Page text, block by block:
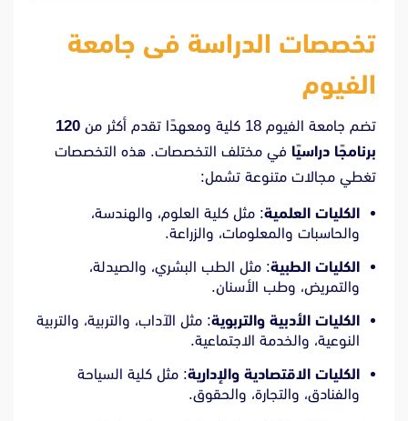
تخصصات الدراسة فى جامعة
الفيوم
تضم جامعة الفيوم 18 كلية ومعهدًا تقدم أكثر من
120
برنامجًا دراسيًا في مختلف التخصصات. هذه التخصصات
تغطي مجالات متنوعة تشمل:
الكليات العلمية: مثل كلية العلوم، والهندسة،
والحاسبات والمعلومات، والزراعة.
الكليات الطبية: مثل الطب البشري، والصيدلة،
والتمريض، وطب الأسنان.
الكليات الأدبية والتربوية: مثل الآداب، والتربية، والتربية
النوعية، والخدمة الاجتماعية.
الكليات الاقتصادية والإدارية: مثل كلية السياحة
والفنادق، والتجارة، والحقوق.